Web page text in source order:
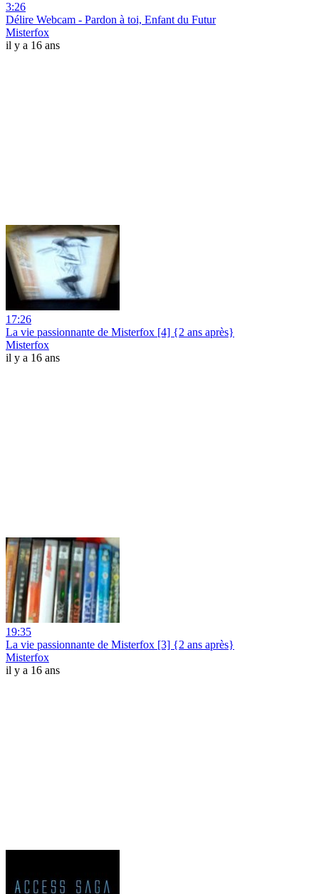
3:26
Délire Webcam - Pardon à toi, Enfant du Futur
Misterfox
il y a 16 ans
17:26
La vie passionnante de Misterfox [4] {2 ans après}
Misterfox
il y a 16 ans
19:35
La vie passionnante de Misterfox [3] {2 ans après}
Misterfox
il y a 16 ans